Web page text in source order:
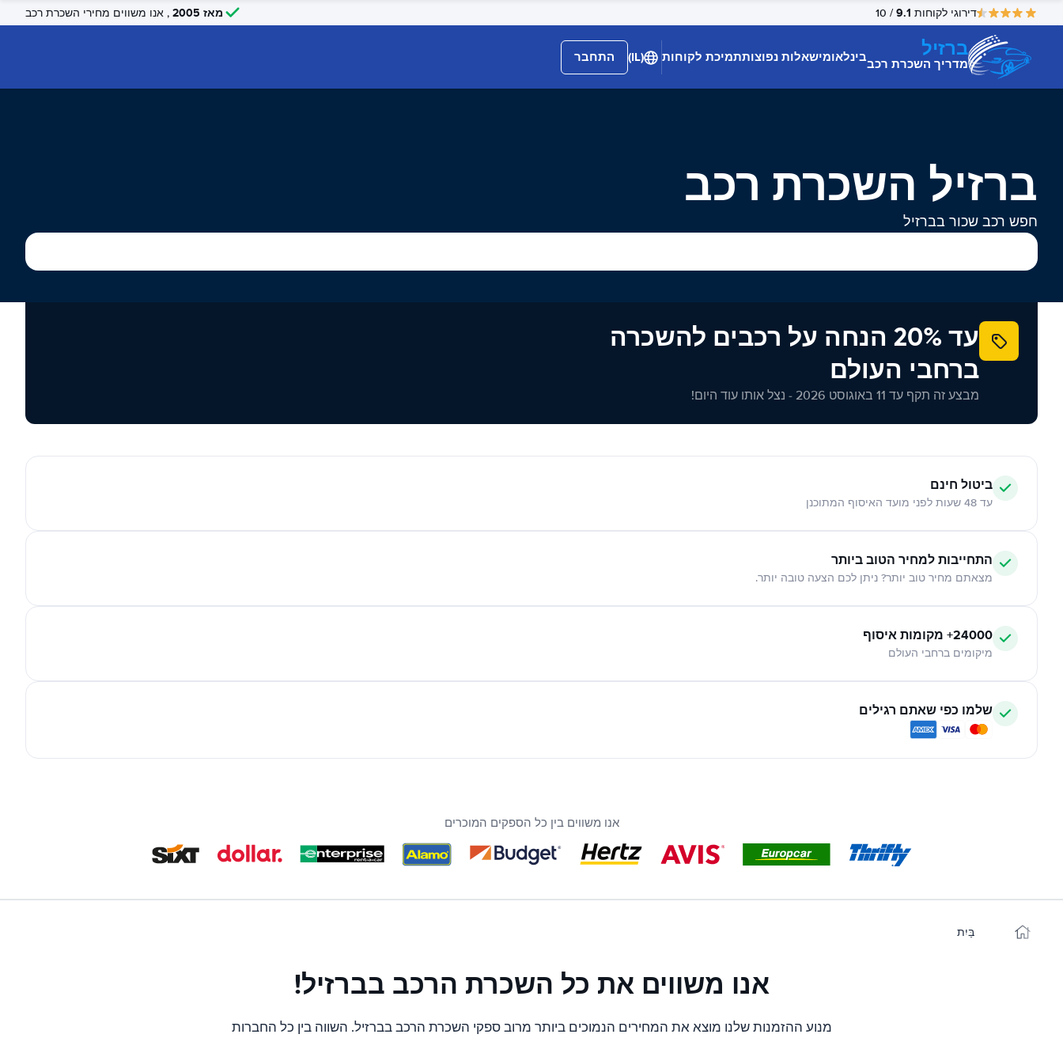
דירוגי לקוחות 9.1
/ 10 מאז 2005 , אנו משווים מחירי השכרת רכב
ברזיל
מדריך השכרת רכבבינלאומישאלות נפוצותתמיכת לקוחות (IL) התחבר
ברזיל השכרת רכב
חפש רכב שכור בברזיל
עד 20% הנחה על רכבים להשכרה
ברחבי העולם
מבצע זה תקף עד 11 באוגוסט 2026 - נצל אותו עוד היום!
ביטול חינם
עד 48 שעות לפני מועד האיסוף המתוכנן
התחייבות למחיר הטוב ביותר
מצאתם מחיר טוב יותר? ניתן לכם הצעה טובה יותר.
24000+ מקומות איסוף
מיקומים ברחבי העולם
שלמו כפי שאתם רגילים
אנו משווים בין כל הספקים המוכרים
בַּיִת
אנו משווים את כל השכרת הרכב בברזיל!
מנוע ההזמנות שלנו מוצא את המחירים הנמוכים ביותר מרוב ספקי השכרת הרכב בברזיל. השווה בין כל החברות